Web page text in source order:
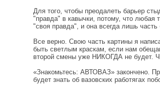
Для того, чтобы преодалеть барьер
"правда" в кавычки, потому, что любая
"своя правда", и она всегда лишь
Все верно. Свою часть картины я
быть светлым краскам, если нам
второй смены уже НИКОГДА не будет.
«Знакомьтесь: АВТОВАЗ» закончено.
будет знать об вазовских работягах